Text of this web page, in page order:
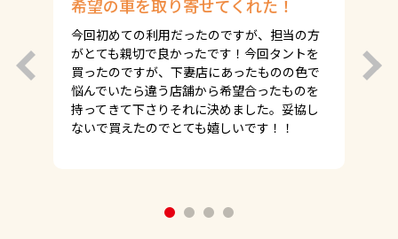
希望の車を取り寄せてくれた！
今回初めての利用だったのですが、担当の方
がとても親切で良かったです！今回タントを
買ったのですが、下妻店にあったものの色で
悩んでいたら違う店舗から希望合ったものを
持ってきて下さりそれに決めました。妥協し
ないで買えたのでとても嬉しいです！！
1 2 3 4